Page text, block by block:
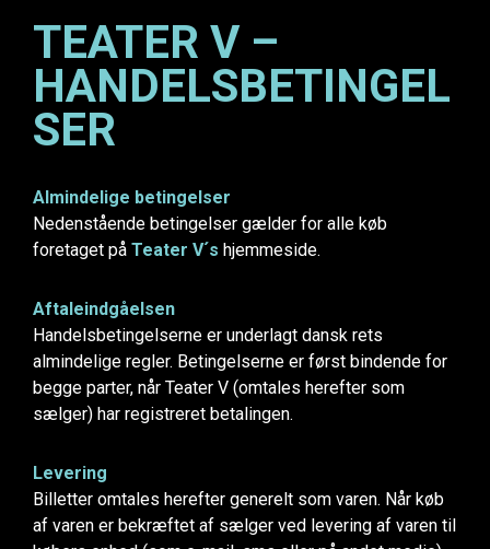
TEATER V –
HANDELSBETINGEL
SER
Almindelige betingelser
Nedenstående betingelser gælder for alle køb
foretaget på Teater V´s hjemmeside.
Aftaleindgåelsen
Handelsbetingelserne er underlagt dansk rets
almindelige regler. Betingelserne er først bindende for
begge parter, når Teater V (omtales herefter som
sælger) har registreret betalingen.
Levering
Billetter omtales herefter generelt som varen. Når køb
af varen er bekræftet af sælger ved levering af varen til